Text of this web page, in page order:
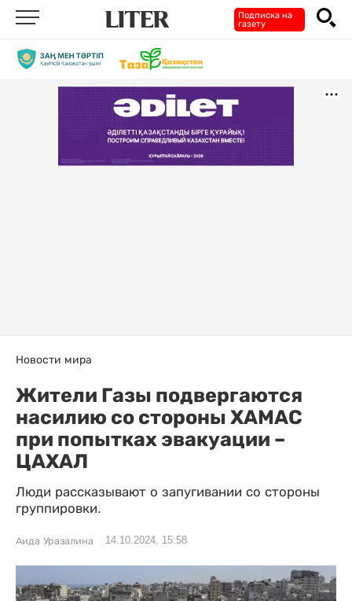
Подписка на
газету
Новости мира
Жители Газы подвергаются
насилию со стороны ХАМАС
при попытках эвакуации –
ЦАХАЛ
Люди рассказывают о запугивании со стороны
группировки.
Аида Уразалина 14.10.2024, 15:58